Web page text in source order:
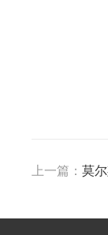
上一篇：莫